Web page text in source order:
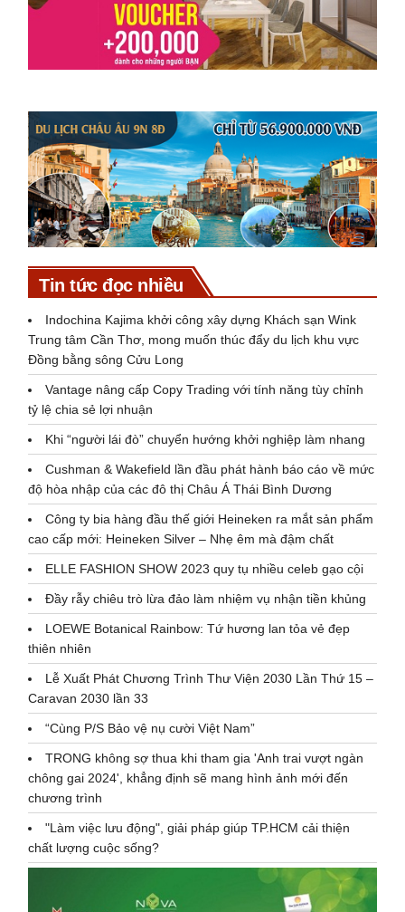
Tin tức đọc nhiều
Indochina Kajima khởi công xây dựng Khách sạn Wink
Trung tâm Cần Thơ, mong muốn thúc đẩy du lịch khu vực
Đồng bằng sông Cửu Long
Vantage nâng cấp Copy Trading với tính năng tùy chỉnh
tỷ lệ chia sẻ lợi nhuận
Khi “người lái đò” chuyển hướng khởi nghiệp làm nhang
Cushman & Wakefield lần đầu phát hành báo cáo về mức
độ hòa nhập của các đô thị Châu Á Thái Bình Dương
Công ty bia hàng đầu thế giới Heineken ra mắt sản phẩm
cao cấp mới: Heineken Silver – Nhẹ êm mà đậm chất
ELLE FASHION SHOW 2023 quy tụ nhiều celeb gạo cội
Đầy rẫy chiêu trò lừa đảo làm nhiệm vụ nhận tiền khủng
LOEWE Botanical Rainbow: Tứ hương lan tỏa vẻ đẹp
thiên nhiên
Lễ Xuất Phát Chương Trình Thư Viện 2030 Lần Thứ 15 –
Caravan 2030 lần 33
“Cùng P/S Bảo vệ nụ cười Việt Nam”
TRONG không sợ thua khi tham gia 'Anh trai vượt ngàn
chông gai 2024', khẳng định sẽ mang hình ảnh mới đến
chương trình
"Làm việc lưu động", giải pháp giúp TP.HCM cải thiện
chất lượng cuộc sống?